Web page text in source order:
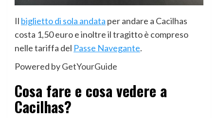
Il biglietto di sola andata per andare a Cacilhas
costa 1,50 euro e inoltre il tragitto è compreso
nelle tariffa del Passe Navegante.
Powered byGetYourGuide
Cosa fare e cosa vedere a
Cacilhas?